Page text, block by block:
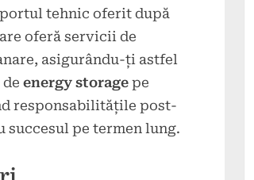
tehnic oferit după
oferă servicii de
asigurându-ți astfel
energy storage pe
responsabilitățile post-
succesul pe termen lung.